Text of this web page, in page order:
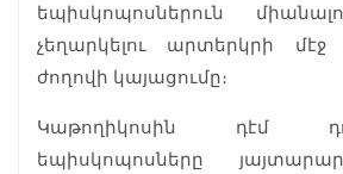
եպիսկոպոսներուն
չեղարկելու արտերկրի
ժողովի կայացումը։
Կաթողիկոսին դէմ
եպիսկոպոսները